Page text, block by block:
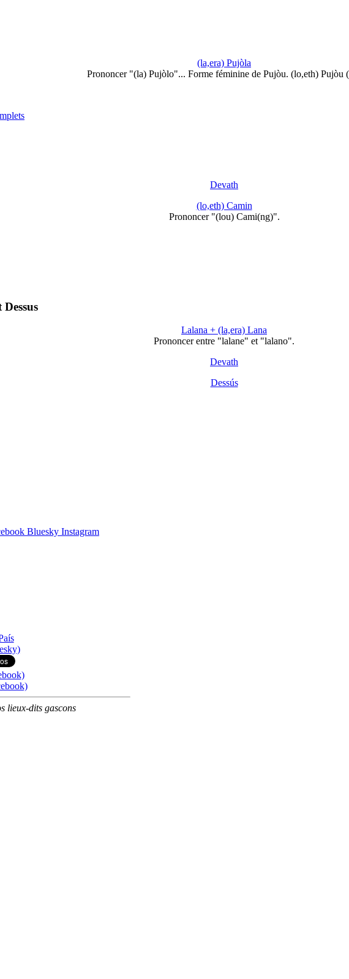
(la,era) Pujòla
Prononcer "(la) Pujòlo"... Forme féminine de Pujòu. (lo,eth)
Devath
(lo,eth) Camin
Prononcer "(lou) Cami(ng)".
Lalana + (la,era) Lana
Prononcer entre "lalane" et "lalano".
Devath
Dessús
lieux-dits gascons